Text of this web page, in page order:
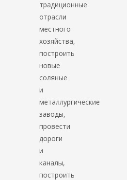
традиционные
отрасли
местного
хозяйства,
построить
новые
соляные
и
металлургические
заводы,
провести
дороги
и
каналы,
построить